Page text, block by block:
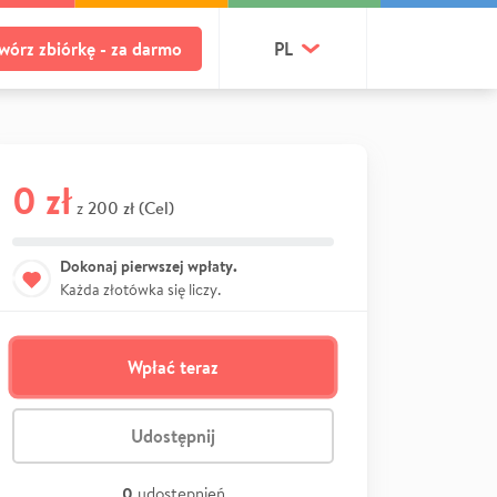
zbiórkę - za darmo PL
0 zł z 200 zł (Cel)
Dokonaj pierwszej wpłaty.
Każda złotówka się liczy.
Wpłać teraz
Udostępnij